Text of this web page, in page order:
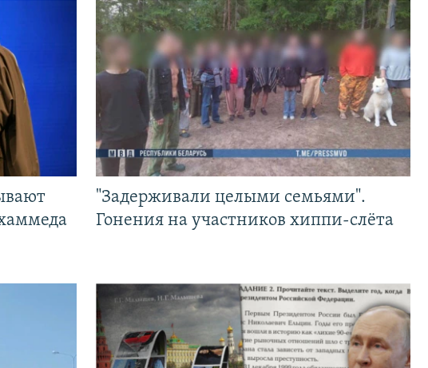
"Задерживали целыми семьями".
Гонения на участников хиппи-слёта